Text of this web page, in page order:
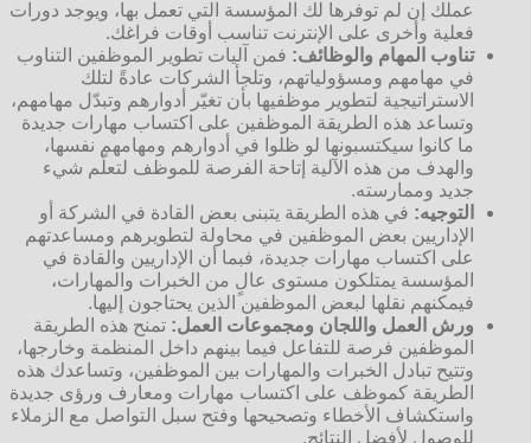
عملك إن لم توفرها لك المؤسسة التي تعمل بها، ويوجد دورات
فعلية وأخرى على الإنترنت تناسب أوقات فراغك.
تناوب المهام والوظائف: فمن آليات تطوير الموظفين التناوب
في مهامهم ومسؤولياتهم، وتلجأ الشركات عادةً لتلك
الاستراتيجية لتطوير موظفيها بأن تغيّر أدوارهم وتبدّل مهامهم،
وتساعد هذه الطريقة الموظفين على اكتساب مهارات جديدة
ما كانوا سيكتسبونها لو ظلوا في أدوارهم ومهامهم نفسها،
والهدف من هذه الآلية إتاحة الفرصة للموظف لتعلّم شيء
جديد وممارسته.
التوجيه: في هذه الطريقة يتبنى بعض القادة في الشركة أو
الإداريين بعض الموظفين في محاولة لتطويرهم ومساعدتهم
على اكتساب مهارات جديدة، فبما أن الإداريين والقادة في
المؤسسة يمتلكون مستوى عالٍ من الخبرات والمهارات،
فيمكنهم نقلها لبعض الموظفين الذين يحتاجون إليها.
ورش العمل واللجان ومجموعات العمل: تمنح هذه الطريقة
الموظفين فرصة للتفاعل فيما بينهم داخل المنظمة وخارجها،
وتتيح تبادل الخبرات والمهارات بين الموظفين، وتساعدك هذه
الطريقة كموظف على اكتساب مهارات ومعارف ورؤى جديدة
واستكشاف الأخطاء وتصحيحها وفتح سبل التواصل مع الزملاء
للوصول لأفضل النتائج.